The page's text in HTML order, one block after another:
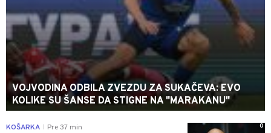
VOJVODINA ODBILA ZVEZDU ZA SUKAČEVA: EVO
KOLIKE SU ŠANSE DA STIGNE NA "MARAKANU"
0
KOŠARKA Pre 37 min